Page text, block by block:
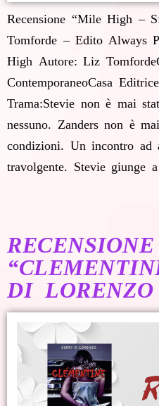
Recensione “Mile High –
Tomforde – Edito Always
High Autore: Liz
ContemporaneoCasa
Trama:Stevie non è mai
nessuno. Zanders non è
condizioni. Un incontro ad
travolgente. Stevie
RECENSIONE
DI LORENZO